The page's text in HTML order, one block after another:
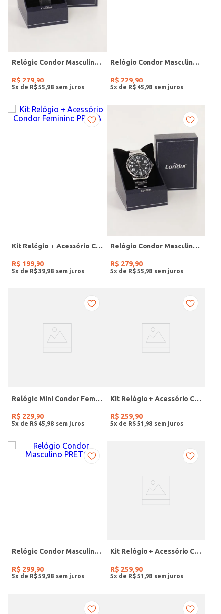
Relógio Condor Masculino PRETO
R$ 279,90
5x de R$ 55 98
Relógio Condor Masculino PRATA
R$ 229,90
5x de R$ 45 98
Kit Relógio + Acessório Condor Feminino PRATA
R$ 199,90
5x de R$ 39 98
Relógio Condor Masculino PRATA
R$ 279,90
5x de R$ 55 98
Relógio Mini Condor Feminino DOURADO
R$ 229,90
5x de R$ 45 98
Kit Relógio + Acessório Condor Feminino DOURADO
R$ 259,90
5x de R$ 51 98
Relógio Condor Masculino PRETO
R$ 299,90
5x de R$ 59 98
Kit Relógio + Acessório Condor Feminino DOURADO
R$ 259,90
5x de R$ 51 98